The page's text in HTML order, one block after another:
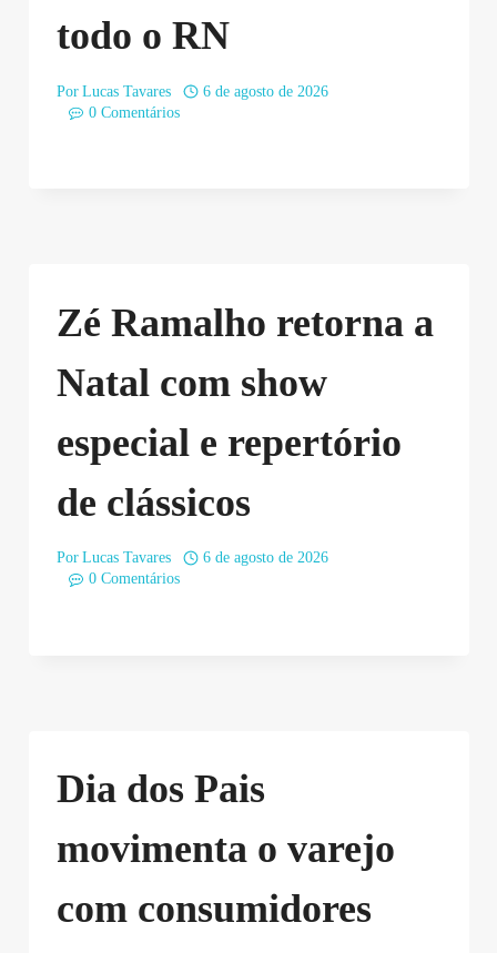
todo o RN
Por Lucas Tavares
6 de agosto de 2026
0 Comentários
Zé Ramalho retorna a
Natal com show
especial e repertório
de clássicos
Por Lucas Tavares
6 de agosto de 2026
0 Comentários
Dia dos Pais
movimenta o varejo
com consumidores